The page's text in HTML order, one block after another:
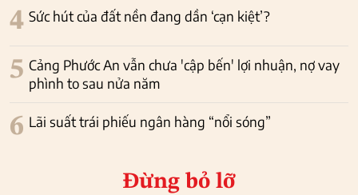
4 Sức hút của đất nền đang dần ‘cạn kiệt’?
5 Cảng Phước An vẫn chưa 'cập bến' lợi nhuận, nợ vay
phình to sau nửa năm
6 Lãi suất trái phiếu ngân hàng “nổi sóng”
Đừng bỏ lỡ